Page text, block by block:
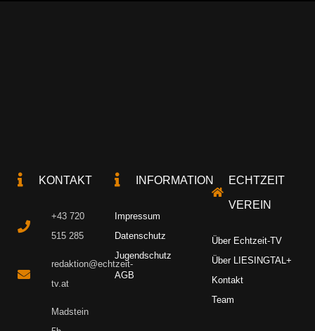
KONTAKT
+43 720
515 285
redaktion@echtzeit-
tv.at
Madstein
INFORMATION
Impressum
Datenschutz
Jugendschutz
AGB
ECHTZEIT
VEREIN
Über Echtzeit-TV
Über LIESINGTAL+
Kontakt
Team